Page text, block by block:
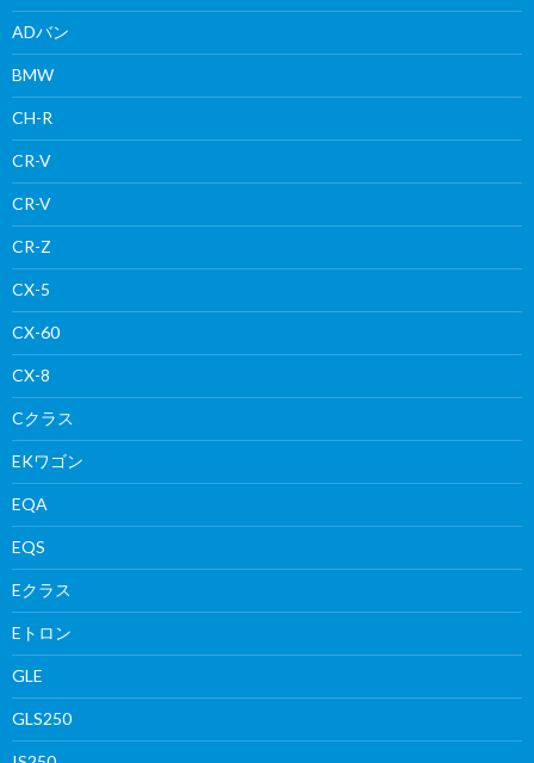
ADバン
BMW
CH-R
CR-V
CR-V
CR-Z
CX-5
CX-60
CX-8
Cクラス
EKワゴン
EQA
EQS
Eクラス
Eトロン
GLE
GLS250